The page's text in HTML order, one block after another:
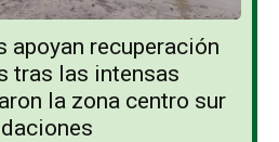
apoyan recuperación
tras las intensas
la zona centro sur